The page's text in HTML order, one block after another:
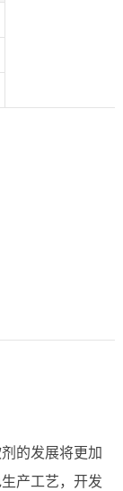
的发展将更加
产工艺，开发